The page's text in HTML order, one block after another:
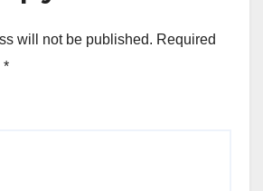
will not be published. Required
*